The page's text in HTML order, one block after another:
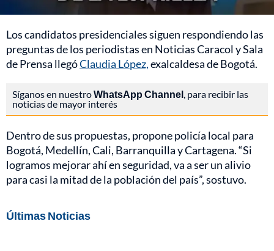
Los candidatos presidenciales siguen respondiendo las
preguntas de los periodistas en Noticias Caracol y Sala
de Prensa llegóClaudia López,exalcaldesa de Bogotá.
Síganos en nuestroWhatsApp Channel , para recibir las
noticias de mayor interés
Dentro de sus propuestas, propone policía local para
Bogotá, Medellín, Cali, Barranquilla y Cartagena. “Si
logramos mejorar ahí en seguridad, va a ser un alivio
para casi la mitad de la población del país”, sostuvo.
Últimas Noticias